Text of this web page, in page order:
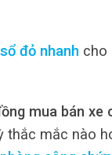
đỏ nhanh cho
mua bán xe
thắc mắc nào